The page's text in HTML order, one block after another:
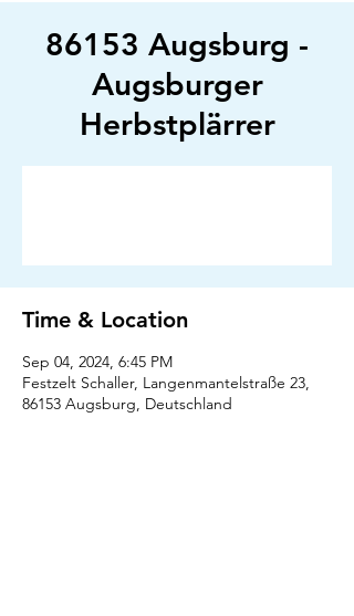
86153 Augsburg -
Augsburger
Herbstplärrer
Time & Location
Sep 04, 2024, 6:45 PM
Festzelt Schaller, Langenmantelstraße 23,
86153 Augsburg, Deutschland